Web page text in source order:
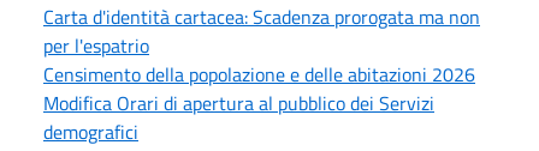
Carta d'identità cartacea: Scadenza prorogata ma non
per l'espatrio
Censimento della popolazione e delle abitazioni 2026
Modifica Orari di apertura al pubblico dei Servizi
demografici